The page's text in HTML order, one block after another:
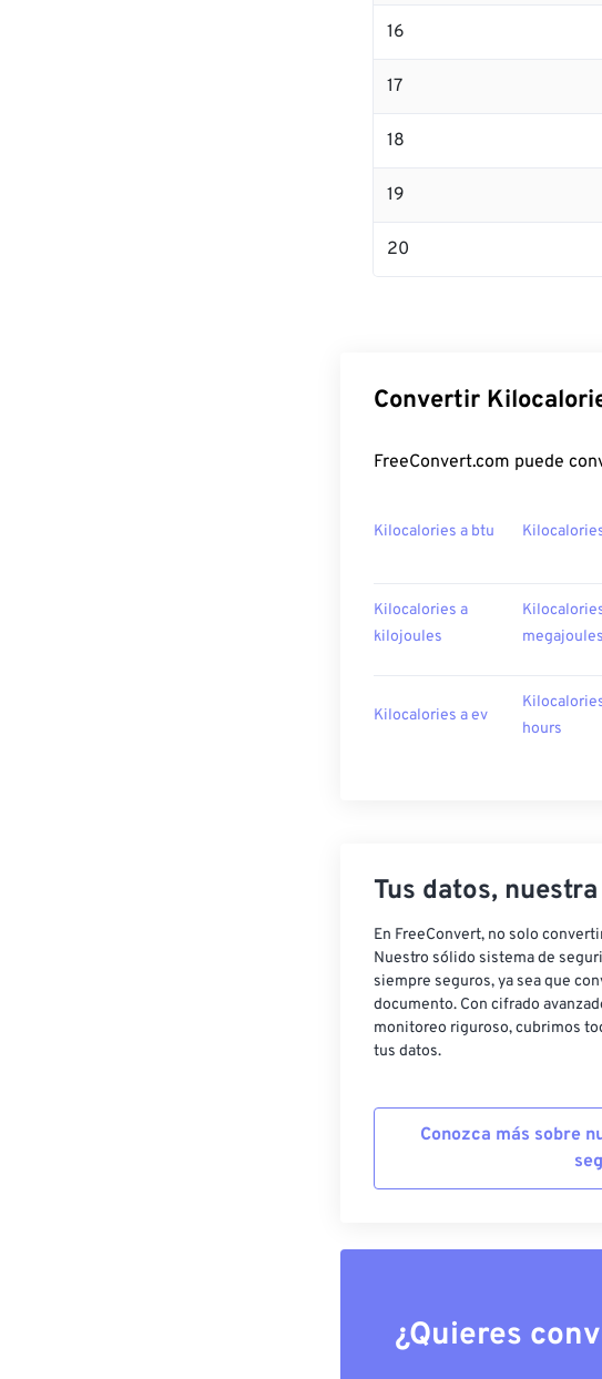
16
17
18
19
20
Convertir
FreeConvert.com puede
Kilocalories a btu
Kilocalories a
kilojoules
megajoules
Kilocalories a ev
hours
Tus datos,
En FreeConvert, no solo
Nuestro sólido sistema de
siempre seguros, ya sea que
documento. Con cifrado
monitoreo riguroso, cubrimos
tus datos.
Conozca más sobre
¿Quieres